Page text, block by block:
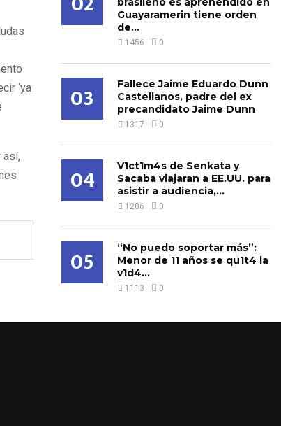
‘ya
así,
Guayaramerin tiene orden
de...
1456 0
03
Fallece Jaime Eduardo Dunn
Castellanos, padre del ex
precandidato Jaime Dunn
1317 0
04
V1ct1m4s de Senkata y
Sacaba viajaran a EE.UU. para
asistir a audiencia,...
1206 0
05
“No puedo soportar más”:
Menor de 11 años se qu1t4 la
v1d4...
1113 0